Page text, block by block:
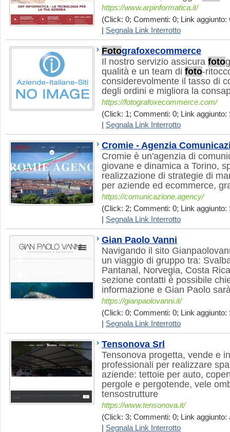
https://www.arpinformatica.it/
(Click: 0; Commenti: 0; Link aggiunto:
Segnala Link Interrotto
Fotografoxecommerce
Il nostro servizio assicura foto
qualità e un team di foto-
considerevolmente il tasso di
degli ordini e migliora la
https://fotografoxecommerce.com/
(Click: 1; Commenti: 0; Link aggiunto:
Segnala Link Interrotto
Cromie - Agenzia
Cromie è un'agenzia di
giovane e dinamica a Torino,
realizzazione di strategie di
per aziende ed ecommerce,
https://comunicazione.agency/
(Click: 2; Commenti: 0; Link aggiunto:
Segnala Link Interrotto
Gian Paolo Vanni
Navigando il sito
un viaggio di gruppo tra:
Pantanal, Norvegia, Costa
sezione contatti è possibile
informazione e Gian Paolo
https://gianpaolovanni.it/
(Click: 0; Commenti: 0; Link aggiunto:
Segnala Link Interrotto
Tensonova Srl
Tensonova progetta, vende e
professionali per realizzare
aziende: tettoie per auto,
pergole e pergotende, vele
tensostrutture
https://www.tensonova.it/
(Click: 3; Commenti: 0; Link aggiunto:
Segnala Link Interrotto